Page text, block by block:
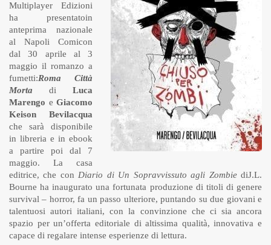
Multiplayer Edizioni
ha presentatoin
anteprima nazionale
al Napoli Comicon
dal 30 aprile al 3
maggio il romanzo a
fumetti:Roma Città
Morta di Luca
Marengo e Giacomo
Keison Bevilacqua
che sarà disponibile
in libreria e in ebook
a partire poi dal 7
maggio. La casa
editrice, che con Diario di Un Sopravvissuto agli ZombiediJ.L.
Bourne ha inaugurato una fortunata produzione di titoli di genere
survival – horror, fa un passo ulteriore, puntando su due giovani e
talentuosi autori italiani, con la convinzione che ci sia ancora
spazio per un’offerta editoriale di altissima qualità, innovativa e
capace di regalare intense esperienze di lettura.